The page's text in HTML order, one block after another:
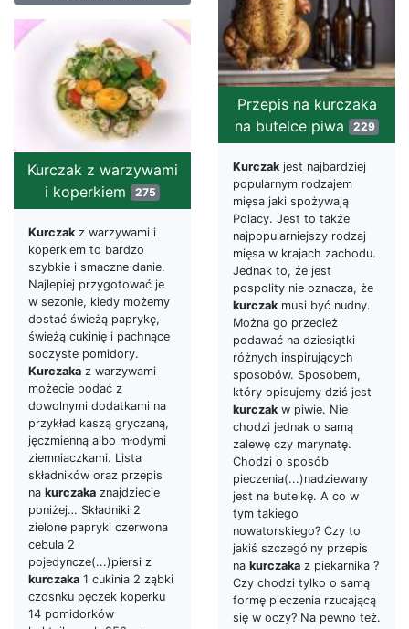
Przepis na kurczaka
na butelce piwa
229
Kurczakjest najbardziej
popularnym rodzajem
mięsa jaki spożywają
Polacy. Jest to także
najpopularniejszy rodzaj
mięsa w krajach zachodu.
Jednak to, że jest
pospolity nie oznacza, że
kurczakmusi być nudny.
Można go przecież
podawać na dziesiątki
różnych inspirujących
sposobów. Sposobem,
który opisujemy dziś jest
kurczakw piwie. Nie
chodzi jednak o samą
zalewę czy marynatę.
Chodzi o sposób
pieczenia(...)nadziewany
jest na butelkę. A co w
tym takiego
nowatorskiego? Czy to
jakiś szczególny przepis
na kurczaka z piekarnika ?
Czy chodzi tylko o samą
formę pieczenia rzucającą
się w oczy? Na pewno też.
Kurczak z warzywami
i koperkiem
275
Kurczakz warzywami i
koperkiem to bardzo
szybkie i smaczne danie.
Najlepiej przygotować je
w sezonie, kiedy możemy
dostać świeżą paprykę,
świeżą cukinię i pachnące
soczyste pomidory.
Kurczaka z warzywami
możecie podać z
dowolnymi dodatkami na
przykład kaszą gryczaną,
jęczmienną albo młodymi
ziemniaczkami. Lista
składników oraz przepis
na kurczaka znajdziecie
poniżej… Składniki 2
zielone papryki czerwona
cebula 2
pojedyncze(...)piersi z
kurczaka 1 cukinia 2 ząbki
czosnku pęczek koperku
14 pomidorków